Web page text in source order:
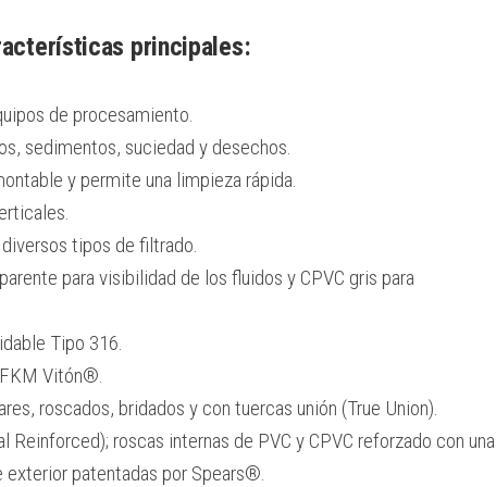
principales:
de procesamiento.
sedimentos, suciedad y desechos.
y permite una limpieza rápida.
tipos de filtrado.
para visibilidad de los fluidos y CPVC gris para
Tipo 316.
Vitón®.
roscados, bridados y con tuercas unión (True Union).
Reinforced); roscas internas de PVC y CPVC reforzado con una
patentadas por Spears®.